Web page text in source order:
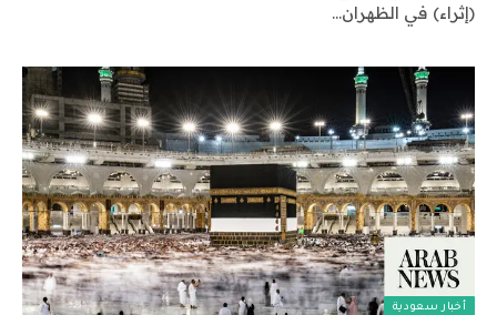
(إثراء) في الظهران…
أخبار سعودية